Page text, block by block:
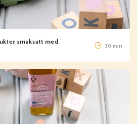
smaksatt med
30 min